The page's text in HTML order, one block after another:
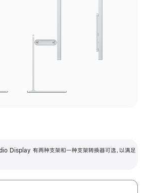
Display 有两种支架和一种支架转换器可选，以满足